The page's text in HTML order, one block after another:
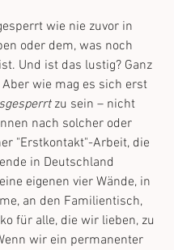
wie nie zuvor in
oder dem, was noch
Und ist das lustig? Ganz
wie mag es sich erst
zu sein – nicht
nach solcher oder
"Erstkontakt"-Arbeit, die
in Deutschland
eigenen vier Wände, in
an den Familientisch,
für alle, die wir lieben, zu
wir ein permanenter